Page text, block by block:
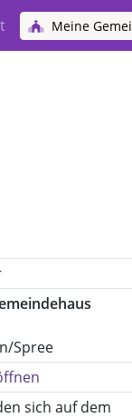
Meine
Spree
sich auf dem